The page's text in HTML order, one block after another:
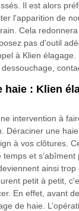
Il est alors
l'apparition de
Cela
pas d'outil
à Klien
haie : Klien
intervention à
Déraciner une
à vos clôtures.
et
ainsi trop
petit à petit,
En effet, avant
de haie.